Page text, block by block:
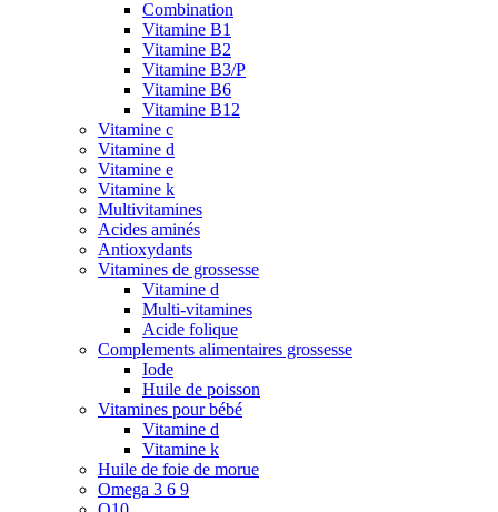
Combination
Vitamine B1
Vitamine B2
Vitamine B3/P
Vitamine B6
Vitamine B12
Vitamine c
Vitamine d
Vitamine e
Vitamine k
Multivitamines
Acides aminés
Antioxydants
Vitamines de grossesse
Vitamine d
Multi-vitamines
Acide folique
Complements alimentaires grossesse
Iode
Huile de poisson
Vitamines pour bébé
Vitamine d
Vitamine k
Huile de foie de morue
Omega 3 6 9